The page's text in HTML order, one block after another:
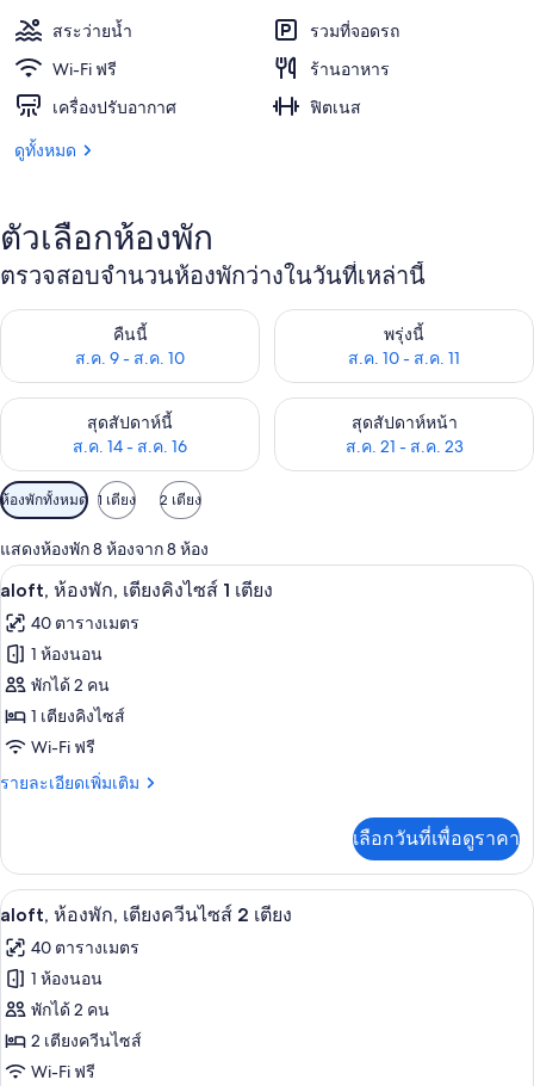
บริเวณภายนอก
สระว่ายน้ำ
รวมที่จอดรถ
Wi-Fi ฟรี
ร้านอาหาร
เครื่องปรับอากาศ
ฟิตเนส
ดูทั้งหมด
ตัวเลือกห้องพัก
ตรวจสอบจำนวนห้องพักว่างในวันที่เหล่านี้
คืนนี้
ส.ค. 9 - ส.ค. 10
ตรวจสอบจำนวนห้องพักว่างในคืนนี้ ส.ค. 9 - ส.ค. 10
พรุ่งนี้
ส.ค. 10 - ส.ค. 11
ตรวจสอบจำนวนห้องพักว่างใน
สุดสัปดาห์นี้
ส.ค. 14 - ส.ค. 16
ตรวจสอบจำนวนห้องพักว่างในสุดสัปดาห์นี้ ส.ค. 14 - ส.ค. 16
สุดสัปดาห์หน้า
ส.ค. 21 - ส.ค. 23
ตรวจสอบจำนวนห้องพักว่างใน
ตัว
กรอง
ที่
มี
ให้
สำหรับ
ห้อง
พัก
ห้องพักทั้งหมด 1 เตียง 2 เตียง
แสดงห้องพัก 8 ห้องจาก 8 ห้อง
เปิด
ภาพถ่าย
ทั้งหมด
ของ
aloft,
ห้อง
พัก,
ไซส์
1
เตียง
aloft, ห้องพัก, เตียงคิงไซส์ 1 เตียง |
5
aloft, ห้องพัก, เตียงคิงไซส์ 1 เตียง
40 ตารางเมตร
1 ห้องนอน
พักได้ 2 คน
1 เตียงคิงไซส์
Wi-Fi ฟรี
รายละเอียดเพิ่มเติม
ราย
เกี่ยว
กับ
aloft,
พัก,
เตียง
คิง
ไซส์
เตียง
เลือกวันที่เพื่อดูราคา
เปิด
ภาพถ่าย
ทั้งหมด
ของ
aloft,
ห้อง
มินิบาร์, ตู้นิรภัยในห้องพัก, โต๊ะทำงาน,
7
aloft, ห้องพัก, เตียงควีนไซส์ 2 เตียง
40 ตารางเมตร
1 ห้องนอน
พักได้ 2 คน
2 เตียงควีนไซส์
Wi-Fi ฟรี